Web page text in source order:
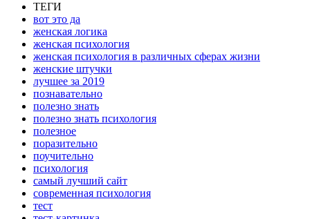
ТЕГИ
вот это да
женская логика
женская психология
женская психология в различных сферах жизни
женские штучки
лучшее за 2019
познавательно
полезно знать
полезно знать психология
полезное
поразительно
поучительно
психология
самый лучший сайт
современная психология
тест